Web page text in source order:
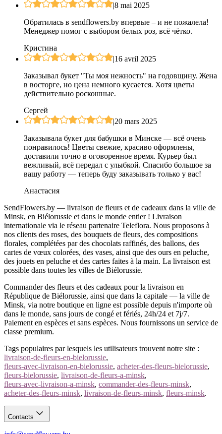
|8 mai 2025
Обратилась в sendflowers.by впервые – и не пожалела!
Менеджер помог с выбором белых роз, всё чётко.
Кристина
|16 avril 2025
Заказывал букет "Ты моя нежность" на годовщину. Жена
в восторге, но цена немного кусается. Хотя цветы
действительно роскошные.
Сергей
|20 mars 2025
Заказывала букет для бабушки в Минске — всё очень
понравилось! Цветы свежие, красиво оформлены,
доставили точно в оговоренное время. Курьер был
вежливый, всё передал с улыбкой. Спасибо большое за
вашу работу — теперь буду заказывать только у вас!
Анастасия
SendFlowers.by — livraison de fleurs et de cadeaux dans la ville de
Minsk, en Biélorussie et dans le monde entier ! Livraison
internationale via le réseau partenaire Teleflora. Nous proposons à
nos clients des roses, des bouquets de fleurs, des compositions
florales, complétées par des chocolats raffinés, des ballons, des
cartes de vœux colorées, des vases, ainsi que des ours en peluche,
des jouets en peluche et des cartes faites à la main. La livraison est
possible dans toutes les villes de Biélorussie.
Commander des fleurs et des cadeaux pour la livraison en
République de Biélorussie, ainsi que dans la capitale — la ville de
Minsk, via notre boutique en ligne est possible depuis n'importe où
dans le monde, sans jours de congé et fériés, 24h/24 et 7j/7.
Paiement en espèces et sans espèces. Nous fournissons un service de
classe premium.
Tags populaires par lesquels les utilisateurs trouvent notre site :
livraison-de-fleurs-en-bielorussie,
fleurs-avec-livraison-en-bielorussie, acheter-des-fleurs-bielorussie,
fleurs-bielorussie, livraison-de-fleurs-a-minsk,
fleurs-avec-livraison-a-minsk, commander-des-fleurs-minsk,
acheter-des-fleurs-minsk, livraison-de-fleurs-minsk, fleurs-minsk.
Contacts